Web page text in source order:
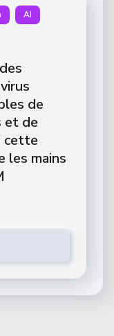
AI
de
et de
cette
les mains